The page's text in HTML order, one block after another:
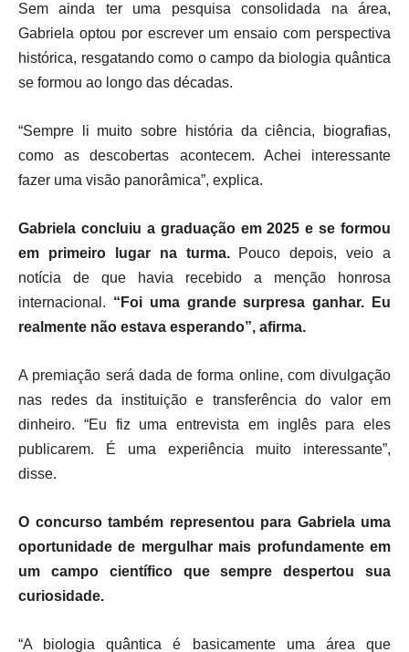
Sem ainda ter uma pesquisa consolidada na área,
Gabriela optou por escrever um ensaio com perspectiva
histórica, resgatando como o campo da biologia quântica
se formou ao longo das décadas.
“Sempre li muito sobre história da ciência, biografias,
como as descobertas acontecem. Achei interessante
fazer uma visão panorâmica”, explica.
Gabriela concluiu a graduação em 2025 e se formou
em primeiro lugar na turma.Pouco depois, veio a
notícia de que havia recebido a menção honrosa
internacional. “Foi uma grande surpresa ganhar. Eu
realmente não estava esperando”, afirma.
A premiação será dada de forma online, com divulgação
nas redes da instituição e transferência do valor em
dinheiro. “Eu fiz uma entrevista em inglês para eles
publicarem. É uma experiência muito interessante”,
disse.
O concurso também representou para Gabriela uma
oportunidade de mergulhar mais profundamente em
um campo científico que sempre despertou sua
curiosidade.
“A biologia quântica é basicamente uma área que